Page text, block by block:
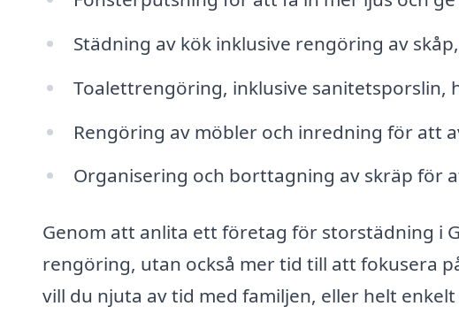
Städning av kök inklusive rengöring av
Toalettrengöring, inklusive sanitetsporslin,
Rengöring av möbler och inredning för att
Organisering och borttagning av skräp för
Genom att anlita ett företag för storstädning i
rengöring, utan också mer tid till att fokusera
vill du njuta av tid med familjen, eller helt